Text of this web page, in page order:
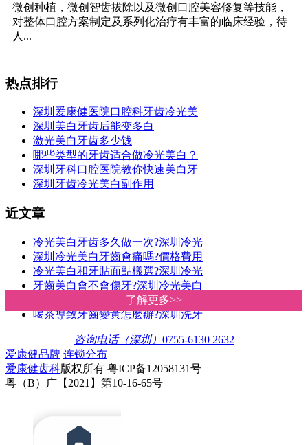
了解更多>>
了解更多>>
微创种植，微创智齿拔除以及微创口腔美容修复等技能，
对整体口腔方案制定及系列化治疗有丰富的临床经验，待
人...
热点排行
深圳爱康健医院口腔科牙齿冷光美
深圳美白牙齿后能变多白
激光美白牙齿多少钱
哪些类型的牙齿适合做冷光美白？
深圳牙科口腔医院教你快速美白牙
深圳牙齿冷光美白副作用
近文章
冷光美白牙齿多久做一次?深圳冷光
深圳冷光美白牙齒會痛嗎?價格費用
冷光美白和牙貼面點樣選?深圳冷光
牙齒美白會不會傷牙?深圳冷光美白
你的牙齒適合做冷光美白嗎?深圳愛
喝茶導致牙齒變黃怎麽辦?深圳洗牙
咨询电话（深圳） 0755-6130 2632
爱康健品牌 连锁分布
爱康健齿科版权所有 粤ICP备12058131号
粤（B）广【2021】第10-16-65号